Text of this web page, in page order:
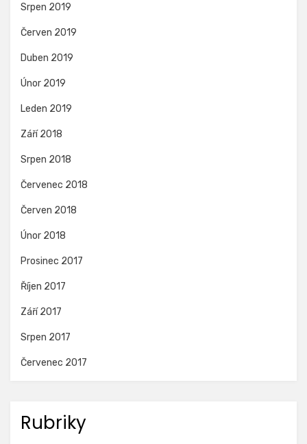
Srpen 2019
Červen 2019
Duben 2019
Únor 2019
Leden 2019
Září 2018
Srpen 2018
Červenec 2018
Červen 2018
Únor 2018
Prosinec 2017
Říjen 2017
Září 2017
Srpen 2017
Červenec 2017
Rubriky